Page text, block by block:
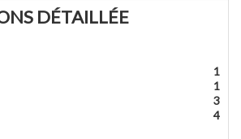
DÉTAILLÉE
1
1
3
4